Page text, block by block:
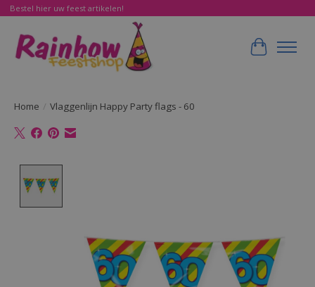
Bestel hier uw feest artikelen!
Home / Vlaggenlijn Happy Party flags - 60